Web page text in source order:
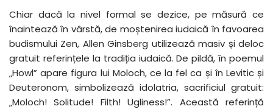
Chiar dacă la nivel formal se dezice, pe măsură ce
înaintează în vârstă, de moștenirea iudaică în favoarea
budismului Zen, Allen Ginsberg utilizează masiv și deloc
gratuit referințele la tradiția iudaică. De pildă, în poemul
„Howl” apare figura lui Moloch, ce la fel ca și în Levitic și
Deuteronom, simbolizează idolatria, sacrificiul gratuit:
„Moloch! Solitude! Filth! Ugliness!”. Această referință